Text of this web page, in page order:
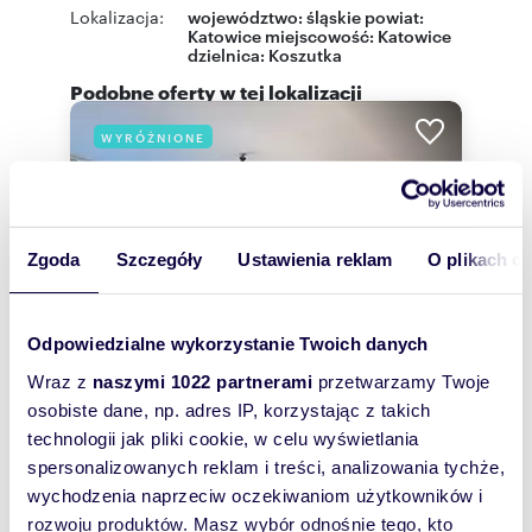
Zgoda Szczegóły Ustawienia reklam O plikach
Odpowiedzialne wykorzystanie Twoich danych
Wraz z naszymi 1022 partnerami przetwarzamy Twoje
osobiste dane, np. adres IP, korzystając z takich
technologii jak pliki cookie, w celu wyświetlania
spersonalizowanych reklam i treści, analizowania tychże,
wychodzenia naprzeciw oczekiwaniom użytkowników i
rozwoju produktów. Masz wybór odnośnie tego, kto
Lokalizacja: województwo: śląskie powiat:
Katowice miejscowość: Katowice
dzielnica: Koszutka
Podobne oferty w tej lokalizacji
WYRÓŻNIONE
36,48m2 2 8 087zł/m 2
2-pokojowe mieszkanie do remontu w